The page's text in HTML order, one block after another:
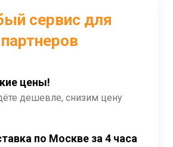
сервис для
партнеров
цены!
дешевле, снизим цену
по Москве за 4 часа